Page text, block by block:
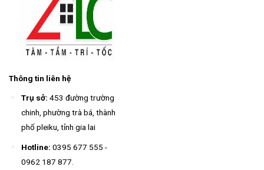
Thông tin liên hệ
Trụ sở: 453 đường trường
chinh, phường trà bá, thành
phố pleiku, tỉnh gia lai
Hotline: 0395 677 555 -
0962 187 877.